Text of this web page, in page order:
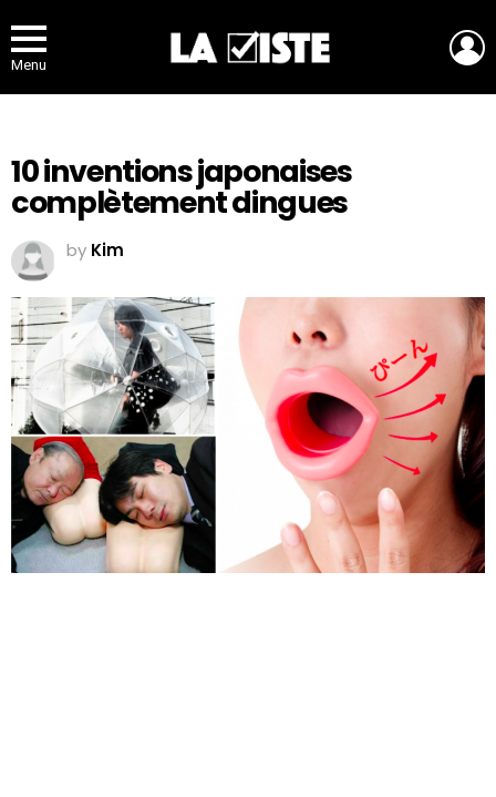
Menu
10 inventions japonaises
complètement dingues
by Kim